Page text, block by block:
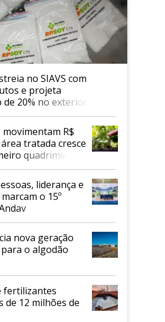
no SIAVS com
e projeta
20% no exterior
R$
tratada cresce
quadrimestre
liderança e
o 15º
nova geração
o algodão
fertilizantes
de 12 milhões de